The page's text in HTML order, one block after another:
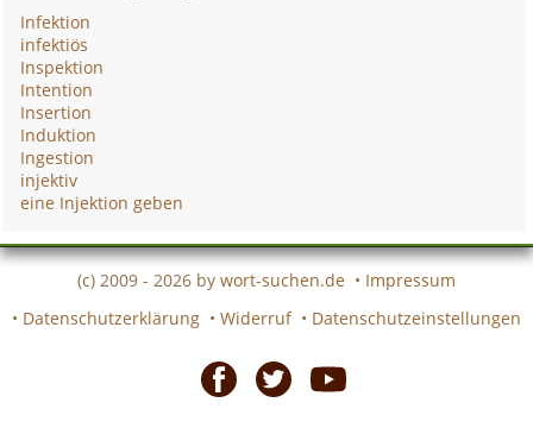
Infektion
infektiös
Inspektion
Intention
Insertion
Induktion
Ingestion
injektiv
eine Injektion geben
(c) 2009 - 2026 by wort-suchen.de • Impressum
• Datenschutzerklärung • Widerruf • Datenschutzeinstellungen